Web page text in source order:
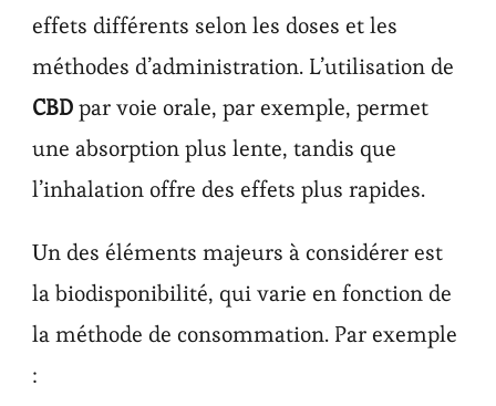
effets différents selon les doses et les
méthodes d’administration. L’utilisation de
CBDpar voie orale, par exemple, permet
une absorption plus lente, tandis que
l’inhalation offre des effets plus rapides.
Un des éléments majeurs à considérer est
la biodisponibilité, qui varie en fonction de
la méthode de consommation. Par exemple
: